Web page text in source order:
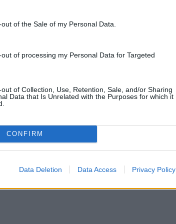
of the Sale of my Personal Data.
of processing my Personal Data for Targeted
of Collection, Use, Retention, Sale, and/or Sharing
Data that Is Unrelated with the Purposes for which it
CONFIRM
Data Deletion Data Access Privacy Policy